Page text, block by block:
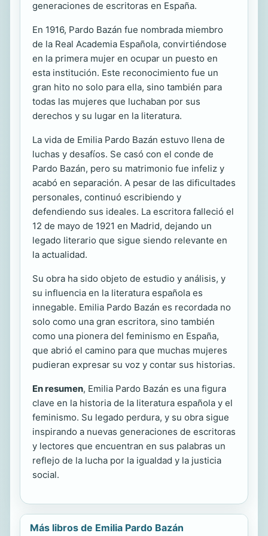
generaciones de escritoras en España.
En 1916, Pardo Bazán fue nombrada miembro
de la Real Academia Española, convirtiéndose
en la primera mujer en ocupar un puesto en
esta institución. Este reconocimiento fue un
gran hito no solo para ella, sino también para
todas las mujeres que luchaban por sus
derechos y su lugar en la literatura.
La vida de Emilia Pardo Bazán estuvo llena de
luchas y desafíos. Se casó con el conde de
Pardo Bazán, pero su matrimonio fue infeliz y
acabó en separación. A pesar de las dificultades
personales, continuó escribiendo y
defendiendo sus ideales. La escritora falleció el
12 de mayo de 1921 en Madrid, dejando un
legado literario que sigue siendo relevante en
la actualidad.
Su obra ha sido objeto de estudio y análisis, y
su influencia en la literatura española es
innegable. Emilia Pardo Bazán es recordada no
solo como una gran escritora, sino también
como una pionera del feminismo en España,
que abrió el camino para que muchas mujeres
pudieran expresar su voz y contar sus historias.
En resumen, Emilia Pardo Bazán es una figura
clave en la historia de la literatura española y el
feminismo. Su legado perdura, y su obra sigue
inspirando a nuevas generaciones de escritoras
y lectores que encuentran en sus palabras un
reflejo de la lucha por la igualdad y la justicia
social.
Más libros de Emilia Pardo Bazán